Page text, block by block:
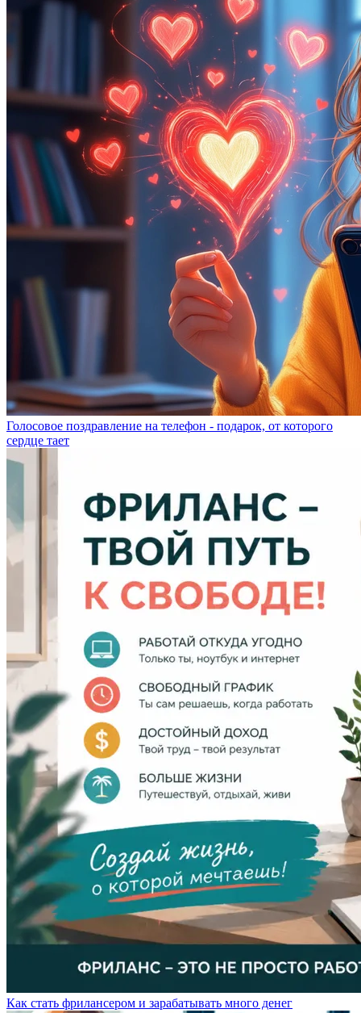
Голосовое поздравление на телефон - подарок, от которого
сердце тает
Как стать фрилансером и зарабатывать много денег